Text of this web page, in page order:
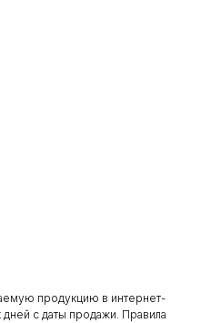
продукцию в интернет-
дней с даты продажи. Правила